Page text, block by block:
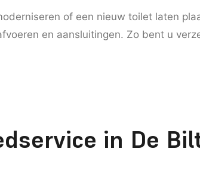
of een nieuw toilet laten
en aansluitingen. Zo bent u
in De